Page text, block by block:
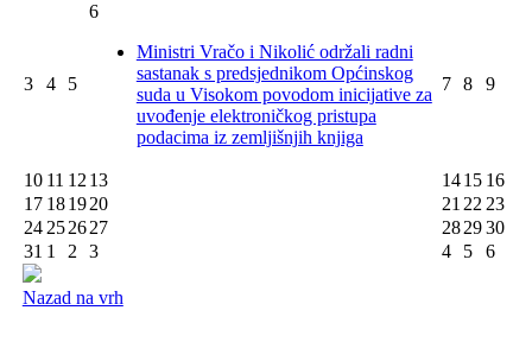
3 4 5
6
Ministri Vračo i Nikolić održali radni
sastanak s predsjednikom Općinskog
suda u Visokom povodom inicijative za
uvođenje elektroničkog pristupa
podacima iz zemljišnjih knjiga
7 8 9
10 11 1213 1415 16
17 181920 212223
24252627 282930
31 1 2 3 4 5 6
Nazad na vrh